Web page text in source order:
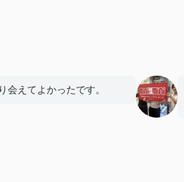
会えてよかったです。